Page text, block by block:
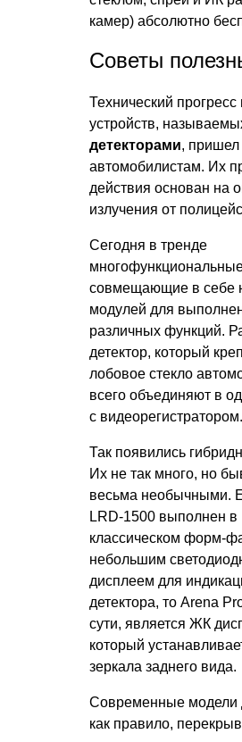
камер) абсолютно
Советы
Технический прогресс
устройств,
детекторами,
автомобилистам. Их
действия основан на
излучения от
Сегодня в тренде
совмещающие в себе
модулей для
различных функций.
детектор, который
лобовое стекло
всего объединяют в
с видеорегистратором.
Так появились
Их не так много, но
весьма необычными.
LRD-1500 выполнен в
классическом форм-
небольшим
дисплеем для
детектора, то Arena
сути, является ЖК
который
зеркала заднего вида.
Современные модели
как правило,